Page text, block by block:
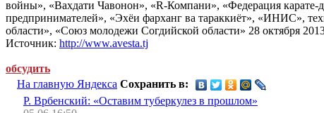
войны», «Вахдати Чавонон», «R-Компани», «Федерация
предпринимателей», «Эхёи фарханг ва тараккиёт», «ИНИС»,
области», «Союз молодежи Согдийской области» 28 октября
Источник: http://www.avesta.tj
обсудить
На главную Яндекса Сохранить в:
Р. Врбенский: «Оставим туберкулез в прошлом»